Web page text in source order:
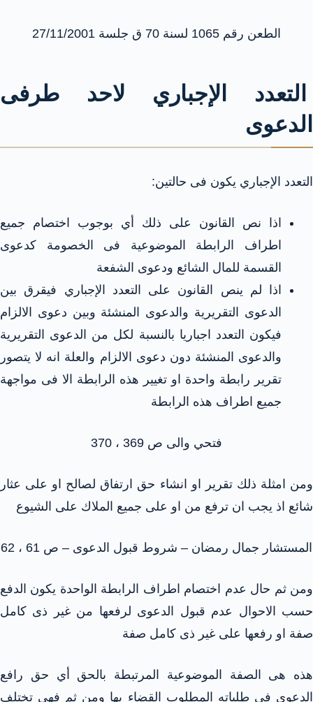
الطعن رقم 1065 لسنة 70 ق جلسة 27/11/2001
التعدد الإجباري لاحد طرفى
الدعوى
التعدد الإجباري يكون فى حالتين:
اذا نص القانون على ذلك أي بوجوب اختصام جميع
اطراف الرابطة الموضوعية فى الخصومة كدعوى
القسمة للمال الشائع ودعوى الشفعة
اذا لم ينص القانون على التعدد الإجباري فيقرق بين
الدعوى التقريرية والدعوى المنشئة وبين دعوى الالزام
فيكون التعدد اجباريا بالنسبة لكل من الدعوى التقريرية
والدعوى المنشئة دون دعوى الالزام والعلة انه لا يتصور
تقرير رابطة واحدة او تغيير هذه الرابطة الا فى مواجهة
جميع اطراف هذه الرابطة
فتحي والى ص 369 ، 370
ومن امثلة ذلك تقرير او انشاء حق ارتفاق لصالح او على عثار
شائع اذ يجب ان ترفع من او على جميع الملاك على الشيوع
المستشار جمال رمضان – شروط قبول الدعوى – ص 61 ، 62
ومن ثم حال عدم اختصام اطراف الرابطة الواحدة يكون الدفع
حسب الاحوال عدم قبول الدعوى لرفعها من غير ذى كامل
صفة او رفعها على غير ذى كامل صفة
هذه هى الصفة الموضوعية المرتبطة بالحق أي حق رافع
الدعوى فى طلباته المطلوب القضاء بها ومن ثم فهى تختلف